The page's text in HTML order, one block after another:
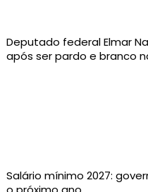
Deputado federal Elmar
após ser pardo e branco
Salário mínimo 2027: